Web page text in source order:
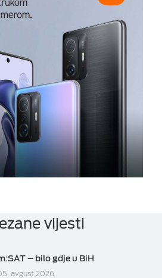
vijesti
– bilo gdje u BiH
avgust 2026